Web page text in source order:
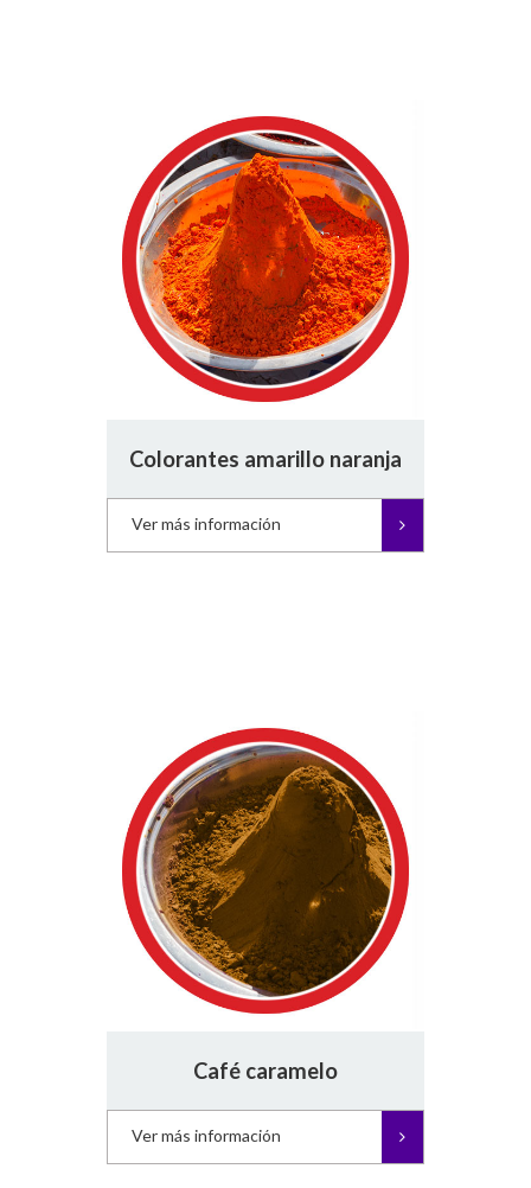
Colorantes amarillo naranja
Ver más información
Café caramelo
Ver más información